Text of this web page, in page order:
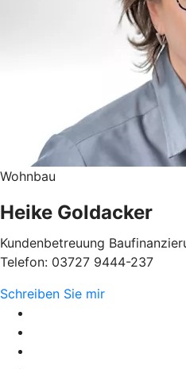
Wohnbau
Heike Goldacker
Kundenbetreuung
Telefon: 03727 9444-237
Schreiben Sie mir